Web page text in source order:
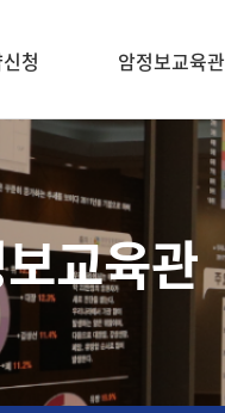
청 암정보교육관
교육관